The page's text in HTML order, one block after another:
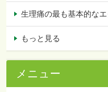
生理痛の最も基本的な
もっと見る
メニュー